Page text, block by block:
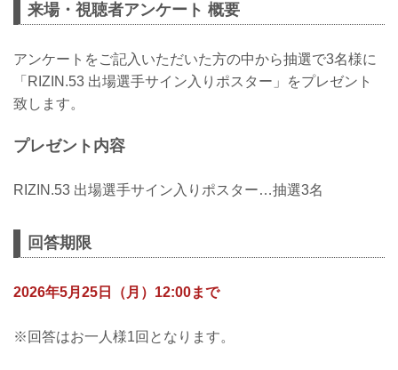
来場・視聴者アンケート 概要
アンケートをご記入いただいた方の中から抽選で3名様に
「RIZIN.53 出場選手サイン入りポスター」をプレゼント
致します。
プレゼント内容
RIZIN.53 出場選手サイン入りポスター…抽選3名
回答期限
2026年5月25日（月）12:00まで
※回答はお一人様1回となります。